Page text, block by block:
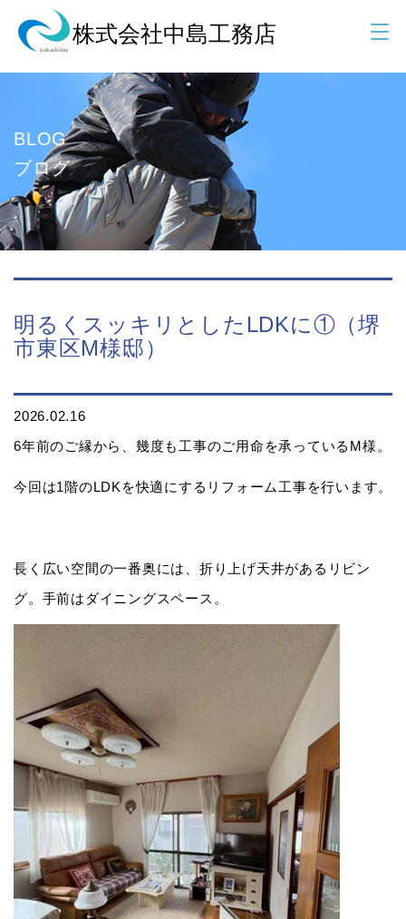
BLOG
ブログ
明るくスッキリとしたLDKに①（堺
市東区M様邸）
2026.02.16
6年前のご縁から、幾度も工事のご用命を承っているM様。
今回は1階のLDKを快適にするリフォーム工事を行います。
長く広い空間の一番奥には、折り上げ天井があるリビン
グ。手前はダイニングスペース。